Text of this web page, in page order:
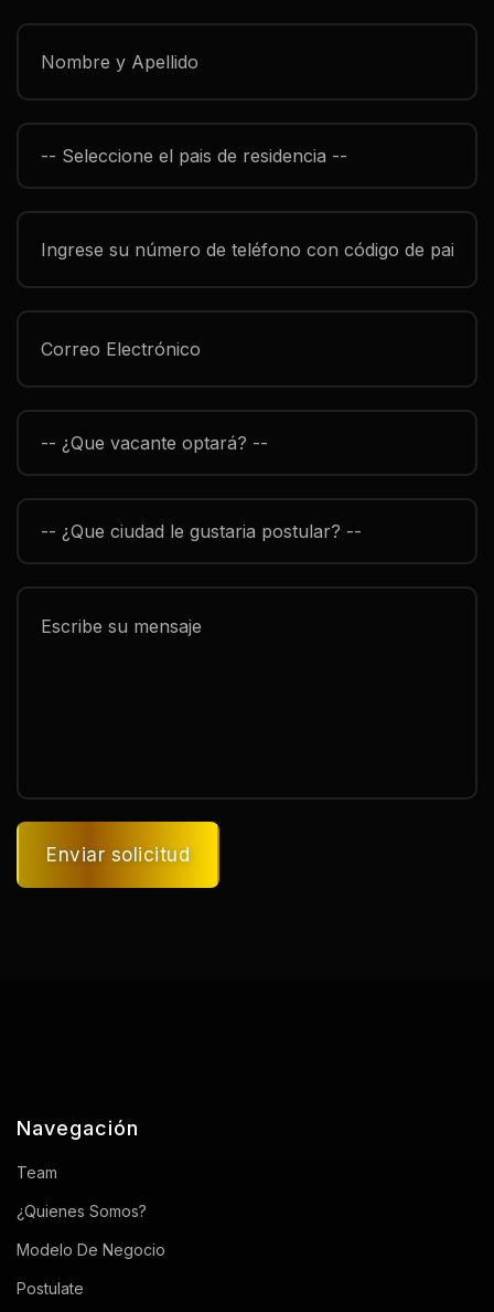
Enviar solicitud
Navegación
Team
¿Quienes Somos?
Modelo De Negocio
Postulate